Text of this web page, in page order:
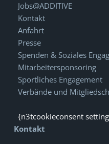
Jobs@ADDITIVE
Kontakt
Anfahrt
Presse
Spenden & Soziales
Mitarbeitersponsoring
Sportliches Engagement
Verbände und
{n3tcookieconsent
Kontakt